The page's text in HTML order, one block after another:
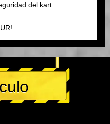
del kart.